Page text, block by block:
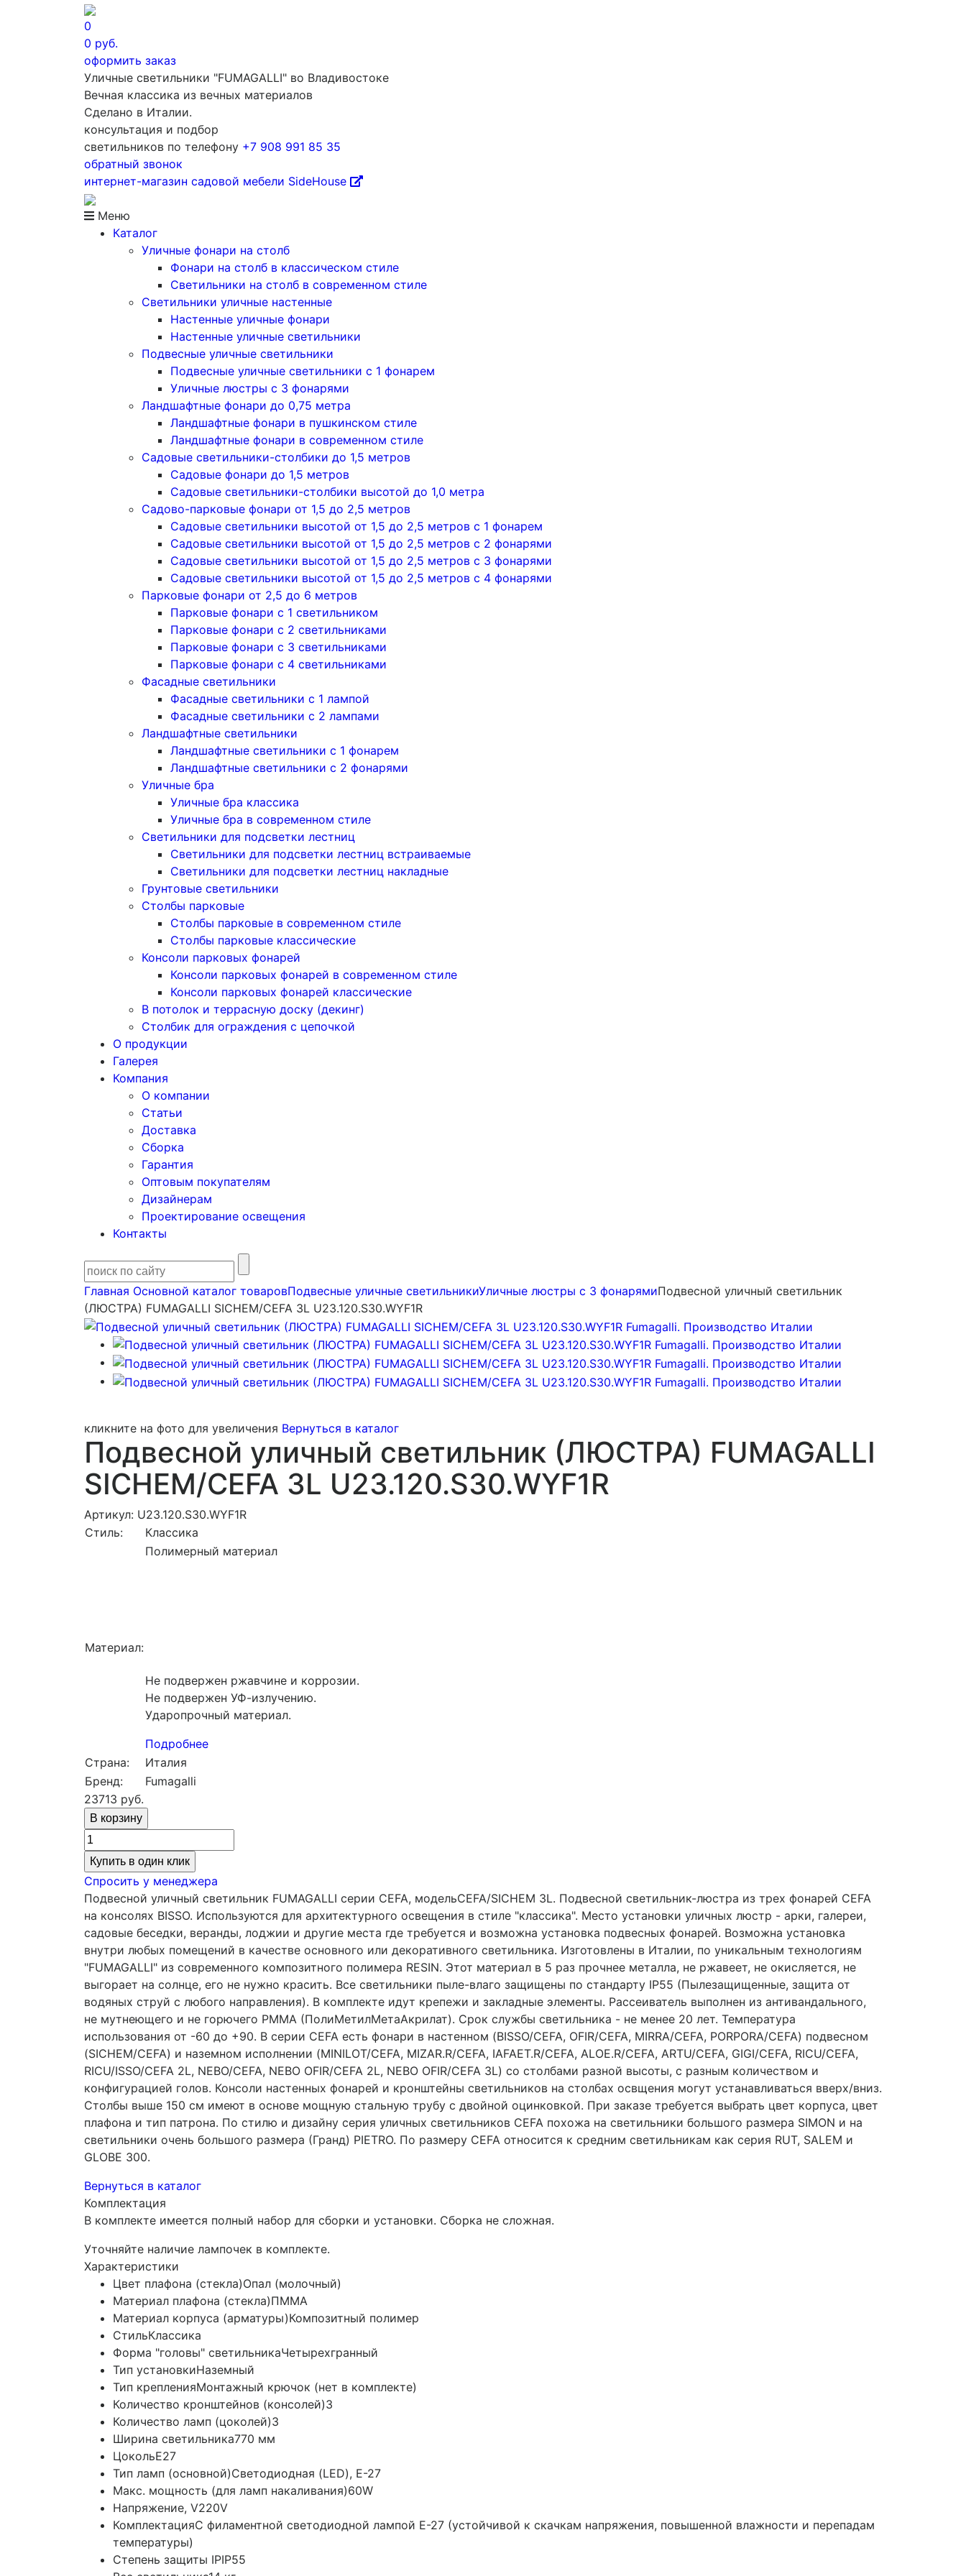
0
0 руб.
оформить заказ
Уличные светильники "FUMAGALLI" во Владивостоке
Вечная классика из вечных материалов
Сделано в Италии.
консультация и подбор
светильников по телефону +7 908 991 85 35
обратный звонок
интернет-магазин садовой мебели SideHouse
Меню
Каталог
Уличные фонари на столб
Фонари на столб в классическом стиле
Светильники на столб в современном стиле
Светильники уличные настенные
Настенные уличные фонари
Настенные уличные светильники
Подвесные уличные светильники
Подвесные уличные светильники с 1 фонарем
Уличные люстры с 3 фонарями
Ландшафтные фонари до 0,75 метра
Ландшафтные фонари в пушкинском стиле
Ландшафтные фонари в современном стиле
Садовые светильники-столбики до 1,5 метров
Садовые фонари до 1,5 метров
Садовые светильники-столбики высотой до 1,0 метра
Садово-парковые фонари от 1,5 до 2,5 метров
Садовые светильники высотой от 1,5 до 2,5 метров с 1 фонарем
Садовые светильники высотой от 1,5 до 2,5 метров с 2 фонарями
Садовые светильники высотой от 1,5 до 2,5 метров с 3 фонарями
Садовые светильники высотой от 1,5 до 2,5 метров с 4 фонарями
Парковые фонари от 2,5 до 6 метров
Парковые фонари с 1 светильником
Парковые фонари с 2 светильниками
Парковые фонари с 3 светильниками
Парковые фонари с 4 светильниками
Фасадные светильники
Фасадные светильники с 1 лампой
Фасадные светильники c 2 лампами
Ландшафтные светильники
Ландшафтные светильники с 1 фонарем
Ландшафтные светильники с 2 фонарями
Уличные бра
Уличные бра классика
Уличные бра в современном стиле
Светильники для подсветки лестниц
Светильники для подсветки лестниц встраиваемые
Светильники для подсветки лестниц накладные
Грунтовые светильники
Столбы парковые
Столбы парковые в современном стиле
Столбы парковые классические
Консоли парковых фонарей
Консоли парковых фонарей в современном стиле
Консоли парковых фонарей классические
В потолок и террасную доску (декинг)
Столбик для ограждения с цепочкой
О продукции
Галерея
Компания
О компании
Статьи
Доставка
Сборка
Гарантия
Оптовым покупателям
Дизайнерам
Проектирование освещения
Контакты
Главная Основной каталог товаровПодвесные уличные светильникиУличные люстры с 3 фонарямиПодвесной уличный светильник
(ЛЮСТРА) FUMAGALLI SICHEM/CEFA 3L U23.120.S30.WYF1R
кликните на фото для увеличения Вернуться в каталог
Подвесной уличный светильник (ЛЮСТРА) FUMAGALLI
SICHEM/CEFA 3L U23.120.S30.WYF1R
Артикул: U23.120.S30.WYF1R
Стиль:
Классика
Материал:
Полимерный материал
Не подвержен ржавчине и коррозии.
Не подвержен УФ-излучению.
Ударопрочный материал.
Подробнее
Страна:
Италия
Бренд:
Fumagalli
23713 руб.
Купить в один клик
Спросить у менеджера
Подвесной уличный светильник FUMAGALLI серии CEFA, модельCEFA/SICHEM 3L. Подвесной светильник-люстра из трех фонарей CEFA
на консолях BISSO. Используются для архитектурного освещения в стиле "классика". Место установки уличных люстр - арки, галереи,
садовые беседки, веранды, лоджии и другие места где требуется и возможна установка подвесных фонарей. Возможна установка
внутри любых помещений в качестве основного или декоративного светильника. Изготовлены в Италии, по уникальным технологиям
"FUMAGALLI" из современного композитного полимера RESIN. Этот материал в 5 раз прочнее металла, не ржавеет, не окисляется, не
выгорает на солнце, его не нужно красить. Все светильники пыле-влаго защищены по стандарту IP55 (Пылезащищенные, защита от
водяных струй с любого направления). В комплекте идут крепежи и закладные элементы. Рассеиватель выполнен из антивандального,
не мутнеющего и не горючего PMMA (ПолиМетилМетаАкрилат). Срок службы светильника - не менее 20 лет. Температура
использования от -60 до +90. В серии CEFA есть фонари в настенном (BISSO/CEFA, OFIR/CEFA, MIRRA/CEFA, PORPORA/CEFA) подвесном
(SICHEM/CEFA) и наземном исполнении (MINILOT/CEFA, MIZAR.R/CEFA, IAFAET.R/CEFA, ALOE.R/CEFA, ARTU/CEFA, GIGI/CEFA, RICU/CEFA,
RICU/ISSO/CEFA 2L, NEBO/CEFA, NEBO OFIR/CEFA 2L, NEBO OFIR/CEFA 3L) со столбами разной высоты, с разным количеством и
конфигурацией голов. Консоли настенных фонарей и кронштейны светильников на столбах освщения могут устанавливаться вверх/вниз.
Столбы выше 150 см имеют в основе мощную стальную трубу с двойной оцинковкой. При заказе требуется выбрать цвет корпуса, цвет
плафона и тип патрона. По стилю и дизайну серия уличных светильников CEFA похожа на светильники большого размера SIMON и на
светильники очень большого размера (Гранд) PIETRO. По размеру CEFA относится к средним светильникам как серия RUT, SALEM и
GLOBE 300.
Вернуться в каталог
Комплектация
В комплекте имеется полный набор для сборки и установки. Сборка не сложная.
Уточняйте наличие лампочек в комплекте.
Характеристики
Цвет плафона (стекла)Опал (молочный)
Материал плафона (стекла)ПММА
Материал корпуса (арматуры)Композитный полимер
СтильКлассика
Форма "головы" светильникаЧетырехгранный
Тип установкиНаземный
Тип крепленияМонтажный крючок (нет в комплекте)
Количество кронштейнов (консолей)3
Количество ламп (цоколей)3
Ширина светильника770 мм
ЦокольE27
Тип ламп (основной)Светодиодная (LED), Е-27
Макс. мощность (для ламп накаливания)60W
Напряжение, V220V
КомплектацияС филаментной светодиодной лампой E-27 (устойчивой к скачкам напряжения, повышенной влажности и перепадам
температуры)
Степень защиты IPIP55